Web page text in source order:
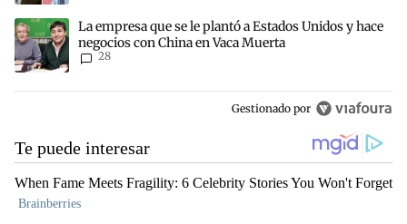
Un artículo de tendencia con el título "La empresa que se le
La empresa que se le plantó a Estados Unidos y hace
negocios con China en Vaca Muerta
28
Gestionado por